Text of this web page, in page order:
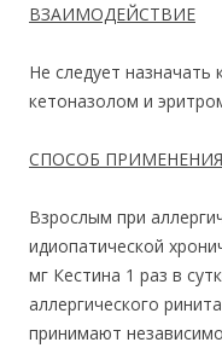
ВЗАИМОДЕЙСТВИЕ
Не следует назначать
кетоназолом и
СПОСОБ
Взрослым при
идиопатической
мг Кестина 1 раз в
аллергического
принимают